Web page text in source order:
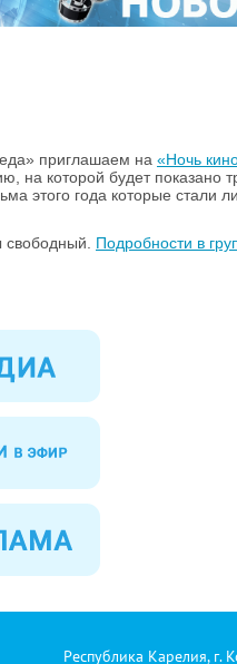
приглашаем на «Ночь
на которой будет показано
этого года которые стали
свободный. Подробности в
Республика Карелия, г.